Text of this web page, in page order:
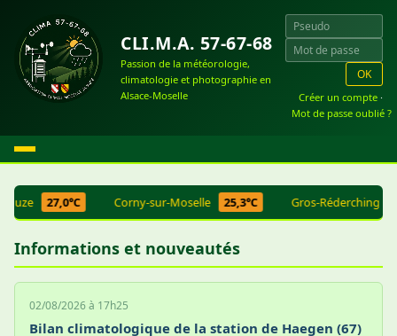
CLI.M.A. 57-67-68
Passion de la météorologie,
climatologie et photographie en
Alsace-Moselle
OK
Créer un compte ·
Mot de passe oublié ?
27,0°C Corny-sur-Moselle 25,3°C Gros-Réderching
Informations et nouveautés
02/08/2026 à 17h25
Bilan climatologique de la station de Haegen (67)